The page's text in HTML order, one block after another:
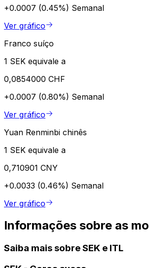
+0.0007 (0.45%) Semanal
Ver gráfico
Franco suíço
1 SEK equivale a
0,0854000 CHF
+0.0007 (0.80%) Semanal
Ver gráfico
Yuan Renminbi chinês
1 SEK equivale a
0,710901 CNY
+0.0033 (0.46%) Semanal
Ver gráfico
Informações sobre as
Saiba mais sobre SEK e ITL